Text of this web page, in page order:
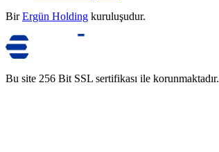
Bir Ergün Holding kuruluşudur.
Bu site 256 Bit SSL sertifikası ile korunmaktadır.